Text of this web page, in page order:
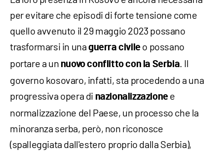
per evitare che episodi di forte tensione come
quello avvenuto il 29 maggio 2023 possano
trasformarsi in una guerra civileo possano
portare a un nuovo conflitto con la Serbia. Il
governo kosovaro, infatti, sta procedendo a una
progressiva opera di nazionalizzazionee
normalizzazione del Paese, un processo che la
minoranza serba, però, non riconosce
(spalleggiata dall'estero proprio dalla Serbia),